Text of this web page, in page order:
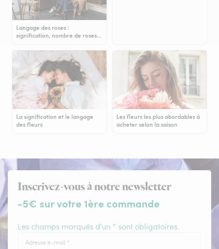
Langage des roses :
signification, nombre de roses…
La signification et le langage
des fleurs
Les fleurs les plus abordables à
acheter selon la saison
Inscrivez-vous à notre newsletter
-5€ sur votre 1ère commande
Les champs marqués d'un * sont obligatoires.
Adresse e-mail *